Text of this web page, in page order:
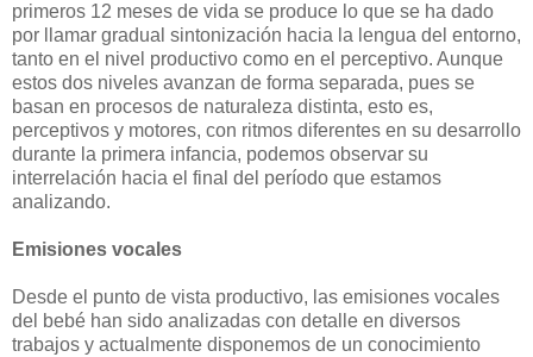
primeros 12 meses de vida se produce lo que se ha dado
por llamar gradual sintonización hacia la lengua del entorno,
tanto en el nivel productivo como en el perceptivo. Aunque
estos dos niveles avanzan de forma separada, pues se
basan en procesos de naturaleza distinta, esto es,
perceptivos y motores, con ritmos diferentes en su desarrollo
durante la primera infancia, podemos observar su
interrelación hacia el final del período que estamos
analizando.
Emisiones vocales
Desde el punto de vista productivo, las emisiones vocales
del bebé han sido analizadas con detalle en diversos
trabajos y actualmente disponemos de un conocimiento